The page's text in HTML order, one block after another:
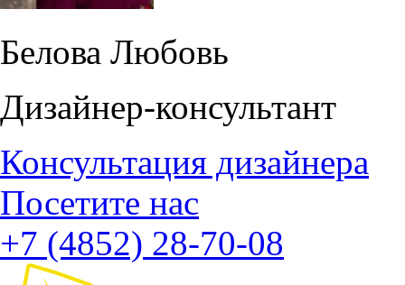
Белова Любовь
Дизайнер-консультант
Консультация дизайнера
Посетите нас
+7 (4852) 28-70-08